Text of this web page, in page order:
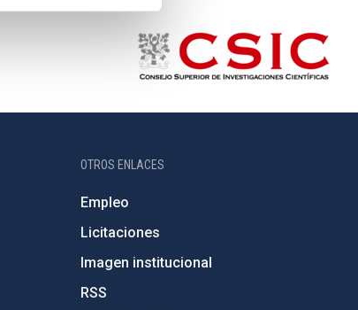
OTROS ENLACES
Empleo
Licitaciones
Imagen institucional
RSS